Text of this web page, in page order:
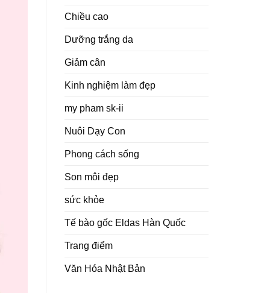
Chiều cao
Dưỡng trắng da
Giảm cân
Kinh nghiệm làm đẹp
my pham sk-ii
Nuôi Dạy Con
Phong cách sống
Son môi đẹp
sức khỏe
Tế bào gốc Eldas Hàn Quốc
Trang điểm
Văn Hóa Nhật Bản